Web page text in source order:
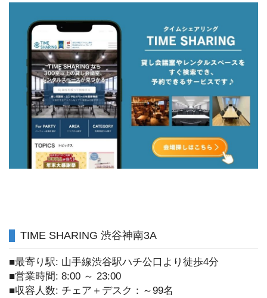
TIME SHARING 渋谷神南3A
■最寄り駅: 山手線渋谷駅ハチ公口より徒歩4分
■営業時間: 8:00 ～ 23:00
■収容人数: チェア＋デスク：～99名